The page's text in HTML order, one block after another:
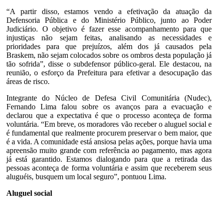
“A partir disso, estamos vendo a efetivação da atuação da
Defensoria Pública e do Ministério Público, junto ao Poder
Judiciário. O objetivo é fazer esse acompanhamento para que
injustiças não sejam feitas, analisando as necessidades e
prioridades para que prejuízos, além dos já causados pela
Braskem, não sejam colocados sobre os ombros desta população já
tão sofrida”, disse o subdefensor público-geral. Ele destacou, na
reunião, o esforço da Prefeitura para efetivar a desocupação das
áreas de risco.
Integrante do Núcleo de Defesa Civil Comunitária (Nudec),
Fernando Lima falou sobre os avanços para a evacuação e
declarou que a expectativa é que o processo aconteça de forma
voluntária. “Em breve, os moradores vão receber o aluguel social e
é fundamental que realmente procurem preservar o bem maior, que
é a vida. A comunidade está ansiosa pelas ações, porque havia uma
apreensão muito grande com referência ao pagamento, mas agora
já está garantido. Estamos dialogando para que a retirada das
pessoas aconteça de forma voluntária e assim que receberem seus
aluguéis, busquem um local seguro”, pontuou Lima.
Aluguel social